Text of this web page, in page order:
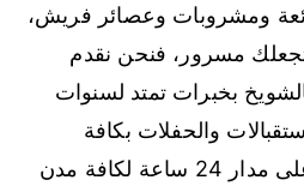
ومشروبات وعصائر فريش،
مسرور، فنحن نقدم
بخبرات تمتد لسنوات
والحفلات بكافة
انواعها ، خدماتنا متاحة على مدار 24 ساعة لكافة مدن